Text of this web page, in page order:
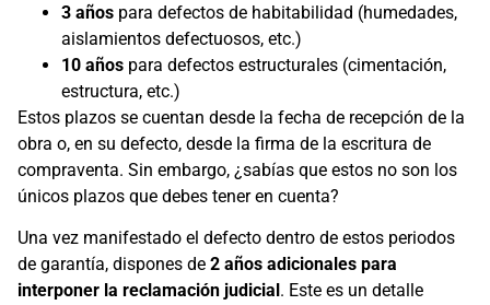
3 años para defectos de habitabilidad (humedades,
aislamientos defectuosos, etc.)
10 años para defectos estructurales (cimentación,
estructura, etc.)
Estos plazos se cuentan desde la fecha de recepción de la
obra o, en su defecto, desde la firma de la escritura de
compraventa. Sin embargo, ¿sabías que estos no son los
únicos plazos que debes tener en cuenta?
Una vez manifestado el defecto dentro de estos periodos
de garantía, dispones de 2 años adicionales para
interponer la reclamación judicial . Este es un detalle